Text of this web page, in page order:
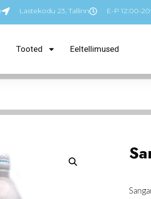
Lastekodu 23, Tallinn E-P 12:00-
Tooted Eeltellimused